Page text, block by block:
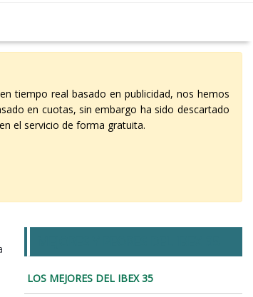
tiempo real basado en publicidad, nos hemos
en cuotas, sin embargo ha sido descartado
el servicio de forma gratuita.
LOS MEJORES DEL IBEX 35